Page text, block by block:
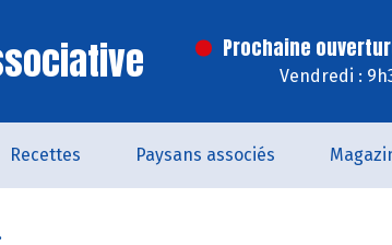
Prochaine
Vendredi :
Recettes Paysans associés